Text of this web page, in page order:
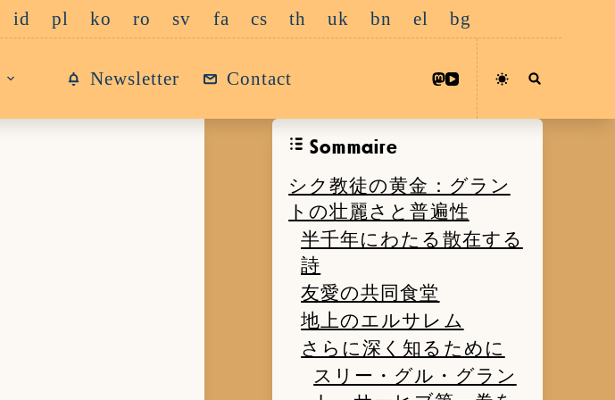
id pl ko ro sv fa cs th uk bn el bg
Newsletter Contact
Sommaire
シク教徒の黄金：グラン
トの壮麗さと普遍性
半千年にわたる散在する
詩
友愛の共同食堂
地上のエルサレム
さらに深く知るために
スリー・グル・グラン